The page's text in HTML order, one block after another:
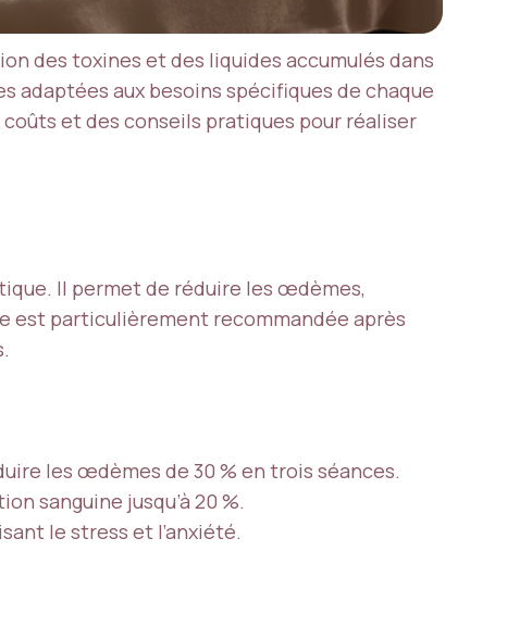
des toxines et des liquides accumulés dans
adaptées aux besoins spécifiques de chaque
et des conseils pratiques pour réaliser
Il permet de réduire les œdèmes,
est particulièrement recommandée après
les œdèmes de 30 % en trois séances.
sanguine jusqu’à 20 %.
le stress et l’anxiété.